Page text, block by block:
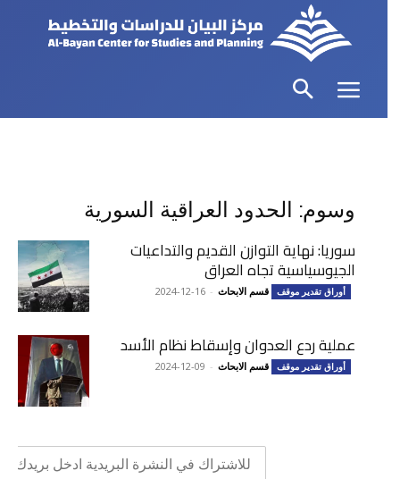
وسوم: الحدود العراقية السورية
سوريا: نهاية التوازن القديم والتداعيات
الجيوسياسية تجاه العراق
أوراق تقدير موقف قسم الابحاث -
2024-12-16
عملية ردع العدوان وإسقاط نظام الأسد
أوراق تقدير موقف قسم الابحاث -
2024-12-09